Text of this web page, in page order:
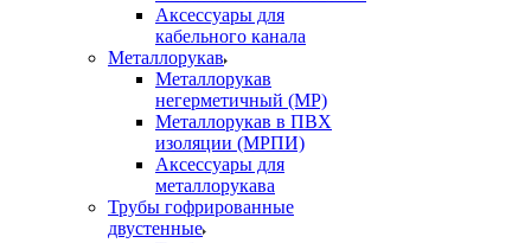
Аксессуары для
кабельного канала
Металлорукав
Металлорукав
негерметичный (МР)
Металлорукав в ПВХ
изоляции (МРПИ)
Аксессуары для
металлорукава
Трубы гофрированные
двустенные